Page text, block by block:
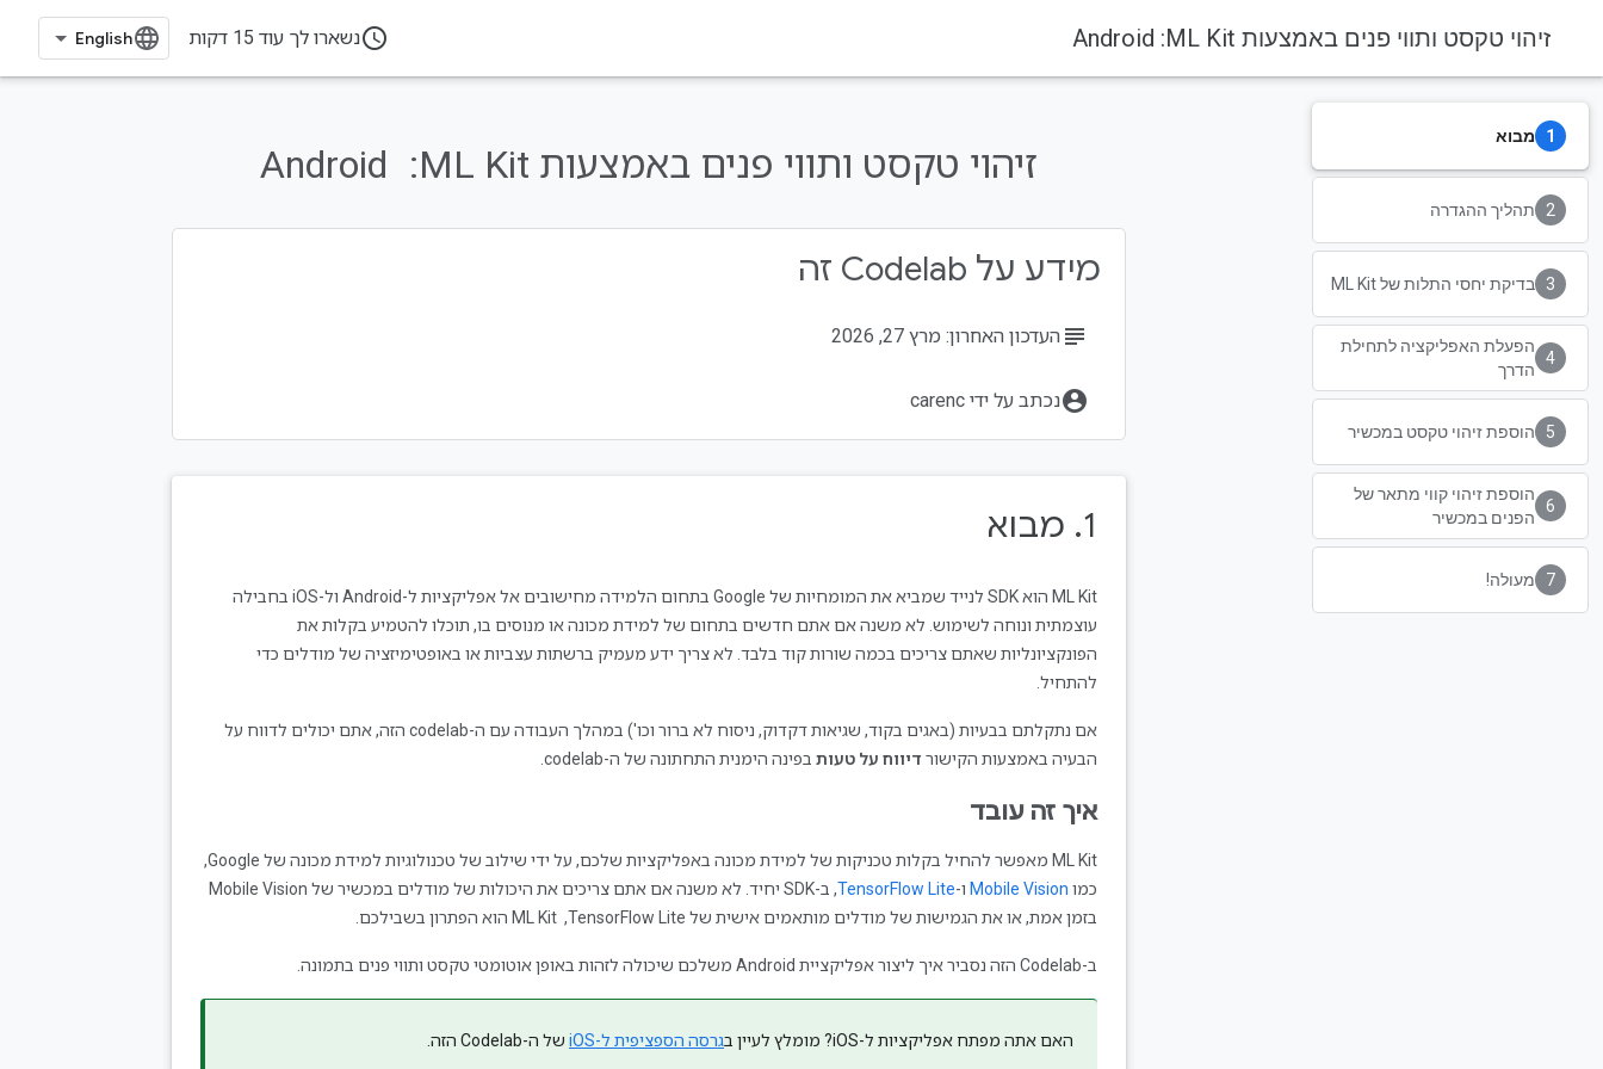
זיהוי טקסט ותווי פנים באמצעות ML Kit:‏ Android access_timeנשארו לך עוד 15 דקות
מבוא
תהליך ההגדרה
בדיקת יחסי התלות של ML Kit
הפעלת האפליקציה לתחילת
הדרך
הוספת זיהוי טקסט במכשיר
הוספת זיהוי קווי מתאר של
הפנים במכשיר
מעולה!
זיהוי טקסט ותווי פנים באמצעות ML Kit:
מידע על Codelab זה
subject העדכון האחרון: מרץ 27, 2026
account_circleנכתב על ידי carenc
1.‏ מבוא
‫ML Kit הוא SDK לנייד שמביא את המומחיות של Google בתחום הלמידה מחישובים אל אפליקציות ל-Android ול-iOS בחבילה
עוצמתית ונוחה לשימוש. לא משנה אם אתם חדשים בתחום של למידת מכונה או מנוסים בו, תוכלו להטמיע בקלות את
הפונקציונליות שאתם צריכים בכמה שורות קוד בלבד. לא צריך ידע מעמיק ברשתות עצביות או באופטימיזציה של מודלים כדי
להתחיל.
אם נתקלתם בבעיות (באגים בקוד, שגיאות דקדוק, ניסוח לא ברור וכו') במהלך העבודה עם ה-codelab הזה, אתם יכולים לדווח על
הבעיה באמצעות הקישורדיווח על טעות בפינה הימנית התחתונה של ה-codelab.
איך זה עובד
‫ML Kit מאפשר להחיל בקלות טכניקות של למידת מכונה באפליקציות שלכם, על ידי שילוב של טכנולוגיות למידת מכונה של Google,
כמו Mobile Vision ו-TensorFlow Lite
, ב-SDK יחיד. לא משנה אם אתם צריכים את היכולות של מודלים במכשיר של Mobile Vision
בזמן אמת, או את הגמישות של מודלים מותאמים אישית של TensorFlow Lite, ‏ ML Kit הוא הפתרון בשבילכם.
ב-Codelab הזה נסביר איך ליצור אפליקציית Android משלכם שיכולה לזהות באופן אוטומטי טקסט ותווי פנים בתמונה.
האם אתה מפתח אפליקציות ל-iOS? מומלץ לעיין ב גרסה הספציפית ל-iOS של ה-Codelab הזה.